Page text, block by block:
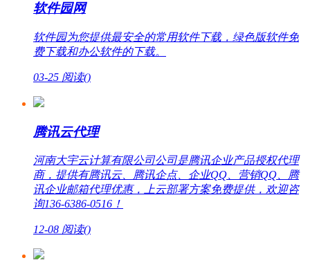
软件园网
软件园为您提供最安全的常用软件下载，绿色版软件免
费下载和办公软件的下载。
03-25 阅读()
腾讯云代理
河南大宇云计算有限公司公司是腾讯企业产品授权代理
商，提供有腾讯云、腾讯企点、企业QQ、营销QQ、腾
讯企业邮箱代理优惠，上云部署方案免费提供，欢迎咨
询136-6386-0516！
12-08 阅读()